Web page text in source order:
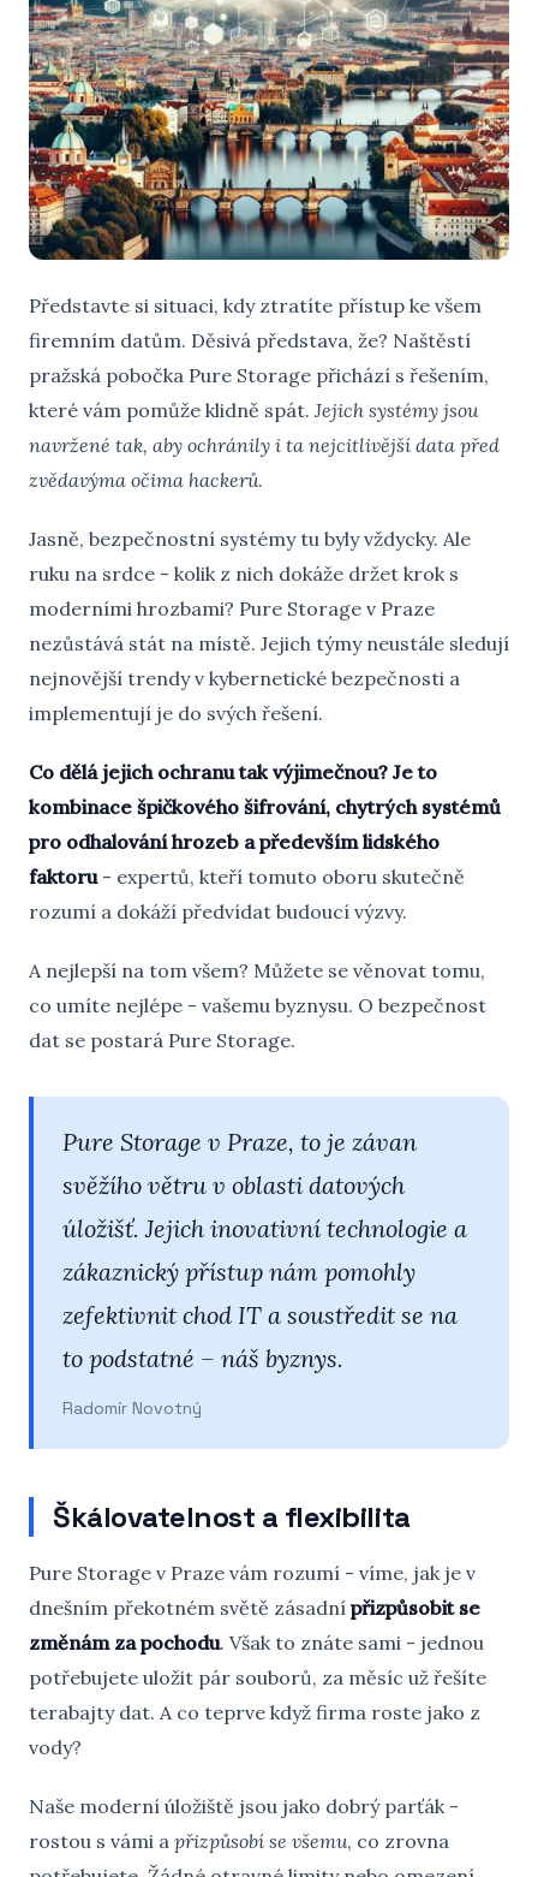
Představte si situaci, kdy ztratíte přístup ke všem
firemním datům. Děsivá představa, že? Naštěstí
pražská pobočka Pure Storage přichází s řešením,
které vám pomůže klidně spát. Jejich systémy jsou
navržené tak, aby ochránily i ta nejcitlivější data před
zvědavýma očima hackerů.
Jasně, bezpečnostní systémy tu byly vždycky. Ale
ruku na srdce - kolik z nich dokáže držet krok s
moderními hrozbami? Pure Storage v Praze
nezůstává stát na místě. Jejich týmy neustále sledují
nejnovější trendy v kybernetické bezpečnosti a
implementují je do svých řešení.
Co dělá jejich ochranu tak výjimečnou? Je to
kombinace špičkového šifrování, chytrých systémů
pro odhalování hrozeb a především lidského
faktoru- expertů, kteří tomuto oboru skutečně
rozumí a dokáží předvídat budoucí výzvy.
A nejlepší na tom všem? Můžete se věnovat tomu,
co umíte nejlépe - vašemu byznysu. O bezpečnost
dat se postará Pure Storage.
Pure Storage v Praze, to je závan
svěžího větru v oblasti datových
úložišť. Jejich inovativní technologie a
zákaznický přístup nám pomohly
zefektivnit chod IT a soustředit se na
to podstatné – náš byznys.
Radomír Novotný
Škálovatelnost a flexibilita
Pure Storage v Praze vám rozumí - víme, jak je v
dnešním překotném světě zásadní přizpůsobit se
změnám za pochodu. Však to znáte sami - jednou
potřebujete uložit pár souborů, za měsíc už řešíte
terabajty dat. A co teprve když firma roste jako z
vody?
Naše moderní úložiště jsou jako dobrý parťák -
rostou s vámi a přizpůsobí se všemu, co zrovna